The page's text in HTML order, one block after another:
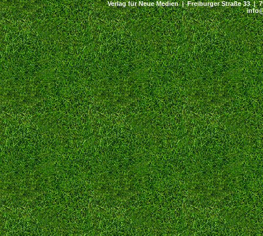
Verlag für Neue Medien | Freiburger Straße 33 |